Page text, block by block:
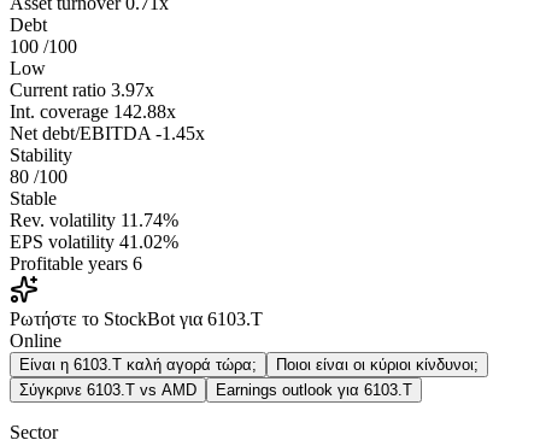
Debt
100 /100
Low
Current ratio 3.97x
Int. coverage 142.88x
Net debt/EBITDA -1.45x
Stability
80 /100
Stable
Rev. volatility 11.74%
EPS volatility 41.02%
Profitable years 6
Ρωτήστε το StockBot για 6103.T
Online
Είναι η 6103.T καλή αγορά τώρα;
Ποιοι είναι οι κύριοι κίνδυνοι;
Σύγκρινε 6103.T vs AMD
Earnings outlook για 6103.T
Sector